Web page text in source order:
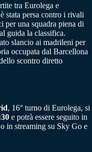
tra Eurolega e
stata persa contro i rivali
per una squadra piena di
guida la classifica.
slancio ai madrileni per
occupata dal Barcellona
scontro diretto
, 16° turno di Eurolega, si
e potrà essere seguito in
in streaming su Sky Go e